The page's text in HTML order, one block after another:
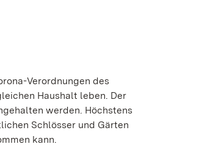
Verordnungen des
Haushalt leben. Der
werden. Höchstens
Schlösser und Gärten
kann.